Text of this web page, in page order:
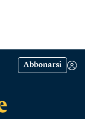
Abbonarsi